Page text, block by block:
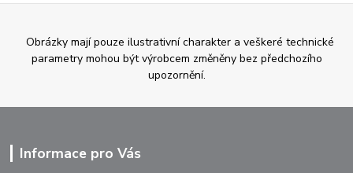
Obrázky mají pouze ilustrativní charakter a veškeré technické
parametry mohou být výrobcem změněny bez předchozího
upozornění.
Informace pro Vás